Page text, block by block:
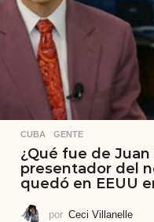
CUBA ,GENTE
¿Qué fue de Juan
presentador del
quedó en EEUU
por Ceci Villanelle